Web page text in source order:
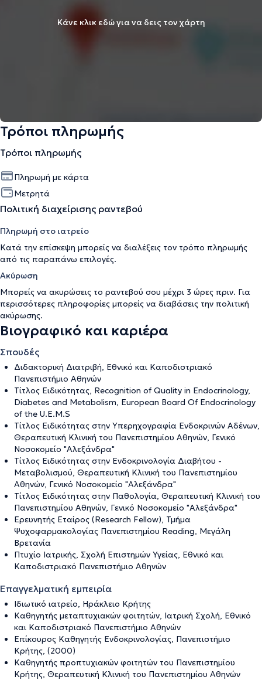
Κάνε κλικ εδώ για να δεις τον χάρτη
Τρόποι πληρωμής
Τρόποι πληρωμής
Πληρωμή με κάρτα
Μετρητά
Πολιτική διαχείρισης ραντεβού
Πληρωμή στο ιατρείο
Κατά την επίσκεψη μπορείς να διαλέξεις τον τρόπο πληρωμής
από τις παραπάνω επιλογές.
Ακύρωση
Μπορείς να ακυρώσεις το ραντεβού σου μέχρι 3 ώρες πριν. Για
περισσότερες πληροφορίες μπορείς να διαβάσεις την πολιτική
ακύρωσης.
Βιογραφικό και καριέρα
Σπουδές
Διδακτορική Διατριβή, Εθνικό και Καποδιστριακό
Πανεπιστήμιο Αθηνών
Τίτλος Ειδικότητας, Recognition of Quality in Endocrinology,
Diabetes and Metabolism, European Board Of Endocrinology
of the U.E.M.S
Τίτλος Ειδικότητας στην Υπερηχογραφία Ενδοκρινών Αδένων,
Θεραπευτική Κλινική του Πανεπιστημίου Αθηνών, Γενικό
Νοσοκομείο "Αλεξάνδρα"
Τίτλος Ειδικότητας στην Ενδοκρινολογία Διαβήτου -
Μεταβολισμού, Θεραπευτική Κλινική του Πανεπιστημίου
Αθηνών, Γενικό Νοσοκομείο "Αλεξάνδρα"
Τίτλος Ειδικότητας στην Παθολογία, Θεραπευτική Κλινική του
Πανεπιστημίου Αθηνών, Γενικό Νοσοκομείο "Αλεξάνδρα"
Ερευνητής Εταίρος (Research Fellow), Τμήμα
Ψυχοφαρμακολογίας Πανεπιστημίου Reading, Μεγάλη
Βρετανία
Πτυχίο Ιατρικής, Σχολή Επιστημών Υγείας, Εθνικό και
Καποδιστριακό Πανεπιστήμιο Αθηνών
Επαγγελματική εμπειρία
Ιδιωτικό ιατρείο, Ηράκλειο Κρήτης
Καθηγητής μεταπτυχιακών φοιτητών, Ιατρική Σχολή, Εθνικό
και Καποδιστριακό Πανεπιστήμιο Αθηνών
Επίκουρος Καθηγητής Ενδοκρινολογίας, Πανεπιστήμιο
Κρήτης, (2000)
Καθηγητής προπτυχιακών φοιτητών του Πανεπιστημίου
Κρήτης, Θεραπευτική Κλινική του Πανεπιστημίου Αθηνών